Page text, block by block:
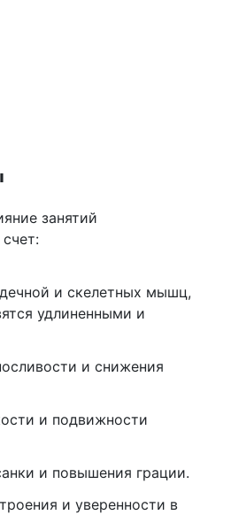
занятий
и скелетных мышц,
удлиненными и
и снижения
и подвижности
и повышения грации.
и уверенности в